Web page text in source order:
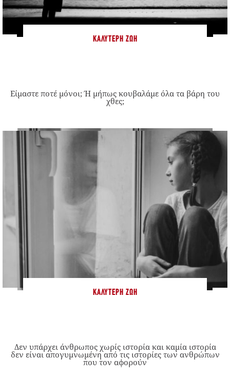
ΚΑΛΎΤΕΡΗ ΖΩΉ
Είμαστε ποτέ μόνοι; Ή μήπως κουβαλάμε όλα τα βάρη του
χθες;
ΚΑΛΎΤΕΡΗ ΖΩΉ
Δεν υπάρχει άνθρωπος χωρίς ιστορία και καμία ιστορία
δεν είναι απογυμνωμένη από τις ιστορίες των ανθρώπων
που τον αφορούν